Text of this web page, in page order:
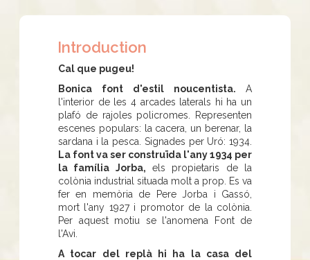
Introduction
Cal que pugeu!
Bonica font d'estil noucentista. A
l'interior de les 4 arcades laterals hi ha un
plafó de rajoles policromes. Representen
escenes populars: la cacera, un berenar, la
sardana i la pesca. Signades per Uró: 1934.
La font va ser construïda l'any 1934 per
la família Jorba, els propietaris de la
colònia industrial situada molt a prop. Es va
fer en memòria de Pere Jorba i Gassó,
mort l'any 1927 i promotor de la colònia.
Per aquest motiu se l'anomena Font de
l'Avi.
A tocar del replà hi ha la casa del